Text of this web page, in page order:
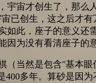
宙才创生了，那么
已创生，这之后才有
此，座子的意义还
为没有看清座子的
当然是包含"基本眼
多年。算砂是因